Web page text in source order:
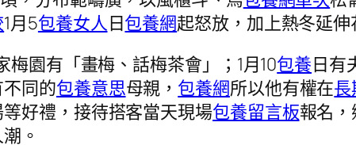
1月5包養女人日包養網起怒放，加上熱冬延
梅園有「畫梅、話梅茶會」；1月10包養日有
同的包養意思母親， 包養網所以他有權在
好禮，接待搭客當天現場包養留言板報名
。